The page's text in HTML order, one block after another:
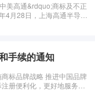
美高通&rdquo;商标及不正
月28日，上海高通半导体
院判令被告卡尔···
手续的通知
标品牌战略 推进中国品牌
册便利化，更好地服务商
下马德里商标国际注册申